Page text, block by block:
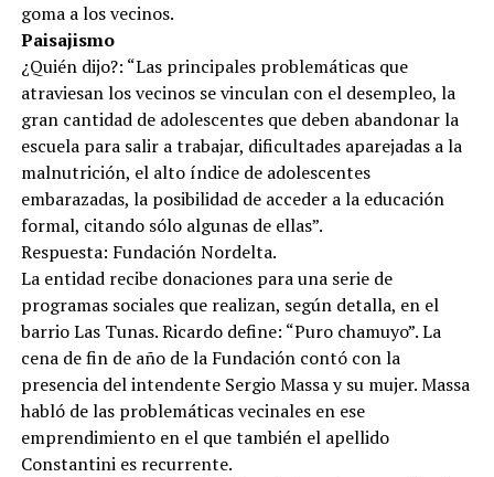
goma a los vecinos.
Paisajismo
¿Quién dijo?: “Las principales problemáticas que
atraviesan los vecinos se vinculan con el desempleo, la
gran cantidad de adolescentes que deben abandonar la
escuela para salir a trabajar, dificultades aparejadas a la
malnutrición, el alto índice de adolescentes
embarazadas, la posibilidad de acceder a la educación
formal, citando sólo algunas de ellas”.
Respuesta: Fundación Nordelta.
La entidad recibe donaciones para una serie de
programas sociales que realizan, según detalla, en el
barrio Las Tunas. Ricardo define: “Puro chamuyo”. La
cena de fin de año de la Fundación contó con la
presencia del intendente Sergio Massa y su mujer. Massa
habló de las problemáticas vecinales en ese
emprendimiento en el que también el apellido
Constantini es recurrente.